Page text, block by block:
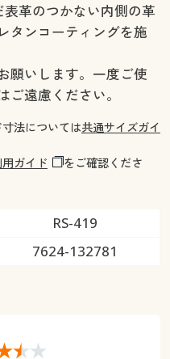
革のつかない内側の革
タンコーティングを施
願いします。一度ご使
遠慮ください。
法については共通サイズガイ
用ガイド
をご確認くださ
RS-419
7624-132781